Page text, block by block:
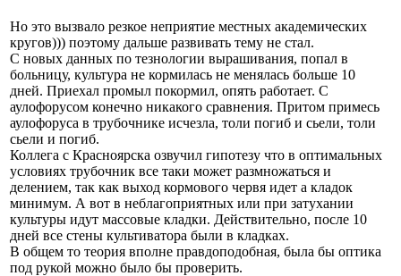
Но это вызвало резкое неприятие местных академических
кругов))) поэтому дальше развивать тему не стал.
С новых данных по тезнологии вырашивания, попал в
больницу, культура не кормилась не менялась больше 10
дней. Приехал промыл покормил, опять работает. С
аулофорусом конечно никакого сравнения. Притом примесь
аулофоруса в трубочнике исчезла, толи погиб и сьели, толи
сьели и погиб.
Коллега с Красноярска озвучил гипотезу что в оптимальных
условиях трубочник все таки может размножаться и
делением, так как выход кормового червя идет а кладок
минимум. А вот в неблагоприятных или при затухании
культуры идут массовые кладки. Действительно, после 10
дней все стены культиватора были в кладках.
В общем то теория вполне правдоподобная, была бы оптика
под рукой можно было бы проверить.